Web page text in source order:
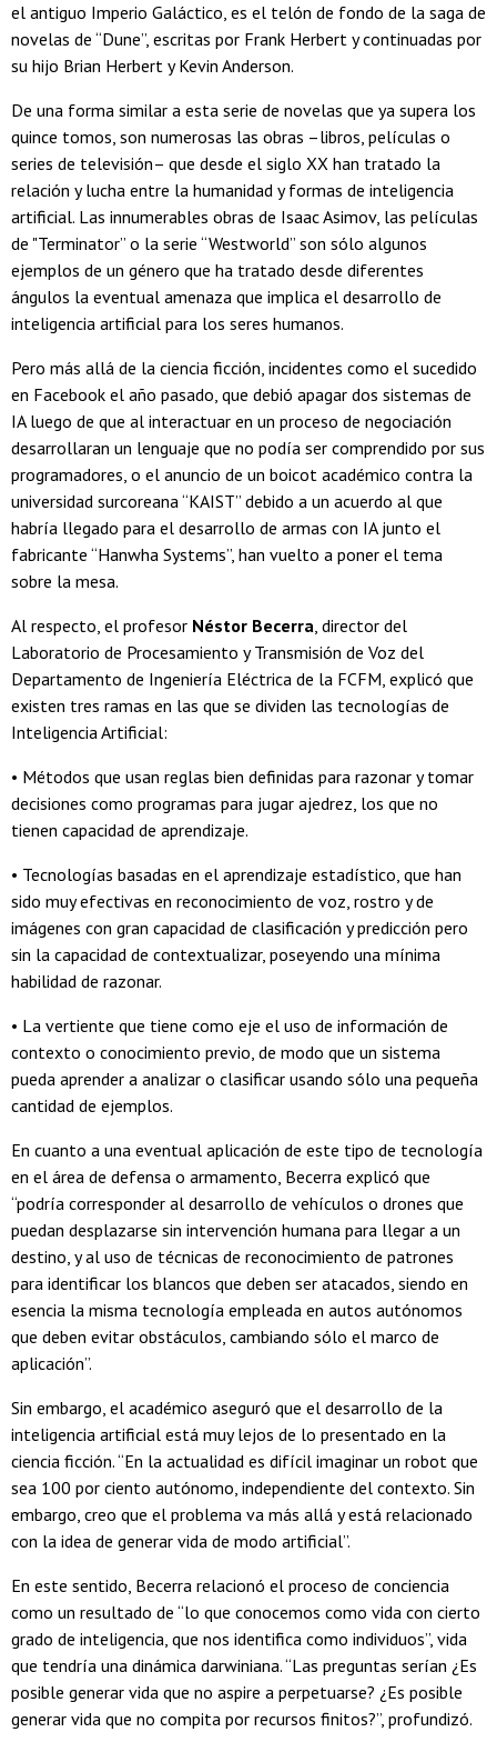
el antiguo Imperio Galáctico, es el telón de fondo de la saga de
novelas de “Dune”, escritas por Frank Herbert y continuadas por
su hijo Brian Herbert y Kevin Anderson.
De una forma similar a esta serie de novelas que ya supera los
quince tomos, son numerosas las obras –libros, películas o
series de televisión– que desde el siglo XX han tratado la
relación y lucha entre la humanidad y formas de inteligencia
artificial. Las innumerables obras de Isaac Asimov, las películas
de "Terminator” o la serie “Westworld” son sólo algunos
ejemplos de un género que ha tratado desde diferentes
ángulos la eventual amenaza que implica el desarrollo de
inteligencia artificial para los seres humanos.
Pero más allá de la ciencia ficción, incidentes como el sucedido
en Facebook el año pasado, que debió apagar dos sistemas de
IA luego de que al interactuar en un proceso de negociación
desarrollaran un lenguaje que no podía ser comprendido por sus
programadores, o el anuncio de un boicot académico contra la
universidad surcoreana “KAIST” debido a un acuerdo al que
habría llegado para el desarrollo de armas con IA junto el
fabricante “Hanwha Systems”, han vuelto a poner el tema
sobre la mesa.
Al respecto, el profesor Néstor Becerra, director del
Laboratorio de Procesamiento y Transmisión de Voz del
Departamento de Ingeniería Eléctrica de la FCFM, explicó que
existen tres ramas en las que se dividen las tecnologías de
Inteligencia Artificial:
• Métodos que usan reglas bien definidas para razonar y tomar
decisiones como programas para jugar ajedrez, los que no
tienen capacidad de aprendizaje.
• Tecnologías basadas en el aprendizaje estadístico, que han
sido muy efectivas en reconocimiento de voz, rostro y de
imágenes con gran capacidad de clasificación y predicción pero
sin la capacidad de contextualizar, poseyendo una mínima
habilidad de razonar.
• La vertiente que tiene como eje el uso de información de
contexto o conocimiento previo, de modo que un sistema
pueda aprender a analizar o clasificar usando sólo una pequeña
cantidad de ejemplos.
En cuanto a una eventual aplicación de este tipo de tecnología
en el área de defensa o armamento, Becerra explicó que
“podría corresponder al desarrollo de vehículos o drones que
puedan desplazarse sin intervención humana para llegar a un
destino, y al uso de técnicas de reconocimiento de patrones
para identificar los blancos que deben ser atacados, siendo en
esencia la misma tecnología empleada en autos autónomos
que deben evitar obstáculos, cambiando sólo el marco de
aplicación”.
Sin embargo, el académico aseguró que el desarrollo de la
inteligencia artificial está muy lejos de lo presentado en la
ciencia ficción. “En la actualidad es difícil imaginar un robot que
sea 100 por ciento autónomo, independiente del contexto. Sin
embargo, creo que el problema va más allá y está relacionado
con la idea de generar vida de modo artificial”.
En este sentido, Becerra relacionó el proceso de conciencia
como un resultado de “lo que conocemos como vida con cierto
grado de inteligencia, que nos identifica como individuos”, vida
que tendría una dinámica darwiniana. “Las preguntas serían ¿Es
posible generar vida que no aspire a perpetuarse? ¿Es posible
generar vida que no compita por recursos finitos?”, profundizó.